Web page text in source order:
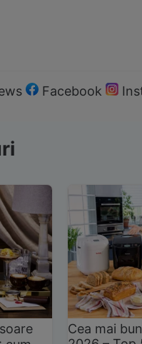
Facebook
Cea mai